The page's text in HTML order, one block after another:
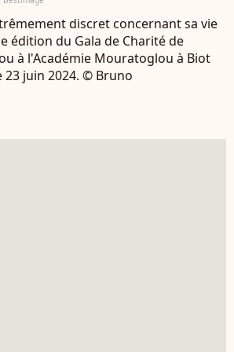
discret concernant sa vie
édition du Gala de Charité de
à l'Académie Mouratoglou à Biot
23 juin 2024. © Bruno